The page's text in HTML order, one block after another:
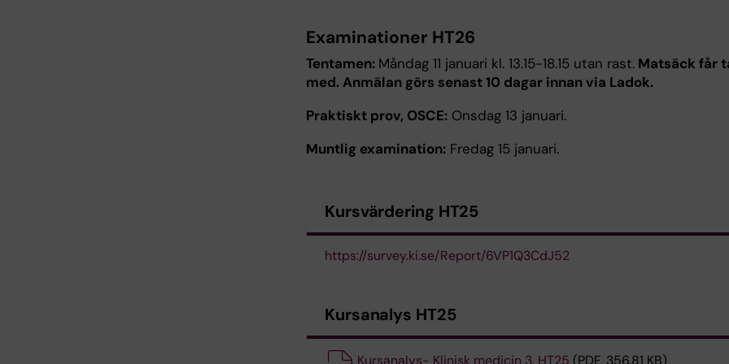
Examinationer HT26
Tentamen: Måndag 11 januari kl. 13.15-18.15 utan rast. Matsäck får
med. Anmälan görs senast 10 dagar innan via Ladok.
Praktiskt prov, OSCE: Onsdag 13 januari.
Muntlig examination: Fredag 15 januari.
Kursvärdering HT25
https://survey.ki.se/Report/6VP1Q3CdJ52
Kursanalys HT25
Kursanalys- Klinisk medicin 3, HT25 (PDF, 356.81 KB)